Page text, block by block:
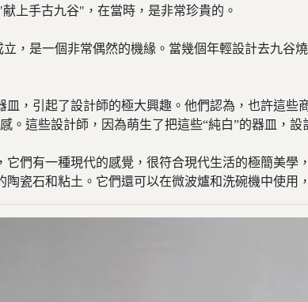
上手古九谷"，在當時，是非常珍貴的。
，是一個非常偶然的機緣。當幾個年輕設計去九谷
皿，引起了設計師的極大興趣。他們認為，也許這
。這些設計師，因為萌生了把這些“純白”的器皿，設
它們有一種現代的感覺，很符合現代生活的極簡美學
陶瓷石和粘土。它們還可以在微波爐和洗碗機中使用